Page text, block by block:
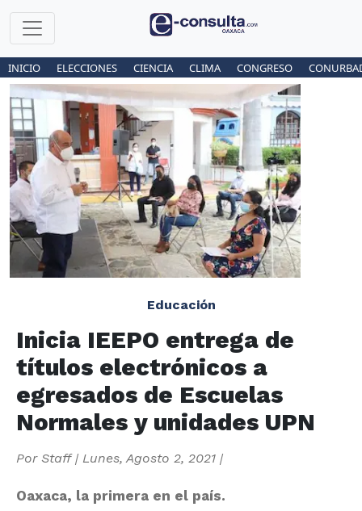
INICIO ELECCIONES CIENCIA CLIMA CONGRESO
Educación
Inicia IEEPO entrega de
títulos electrónicos a
egresados de Escuelas
Normales y unidades UPN
Por Staff| Lunes, Agosto 2, 2021 |
Oaxaca, la primera en el país.